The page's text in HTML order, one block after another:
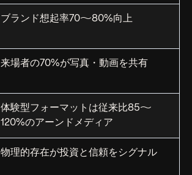
ブランド想起率70〜80%向上
来場者の70%が写真・動画を共有
体験型フォーマットは従来比85〜
120%のアーンドメディア
物理的存在が投資と信頼をシグナル